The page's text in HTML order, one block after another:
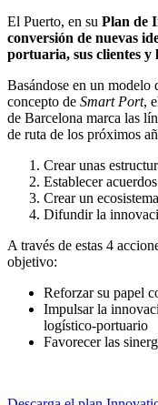
El Puerto, en su Plan de
conversión de nuevas
portuaria, sus clientes y
Basándose en un
concepto de Smart Port,
de Barcelona marca las
de ruta de los próximos
Crear unas
Establecer
Crear un
Difundir la
A través de estas 4
objetivo:
Reforzar su papel
Impulsar la
logístico-portuario
Favorecer las